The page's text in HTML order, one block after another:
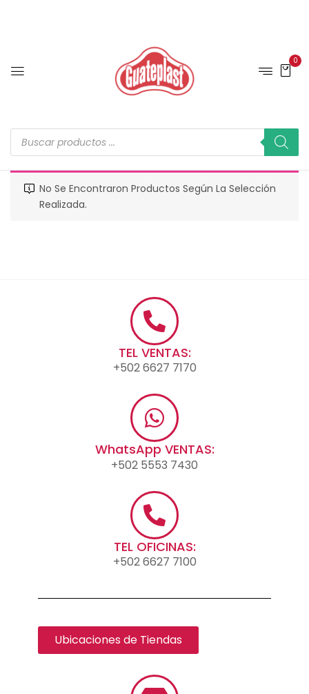
0
No Se Encontraron Productos Según La Selección
Realizada.
TEL VENTAS:
+502 6627 7170
WhatsApp VENTAS:
+502 5553 7430
TEL OFICINAS:
+502 6627 7100
Ubicaciones de Tiendas